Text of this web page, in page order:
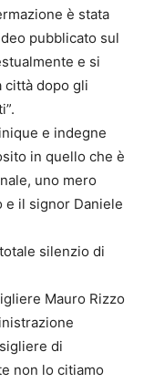
è stata
pubblicato sul
e si
città dopo gli
e indegne
in quello che è
uno mero
e il signor Daniele
silenzio di
Mauro Rizzo
di
non lo citiamo